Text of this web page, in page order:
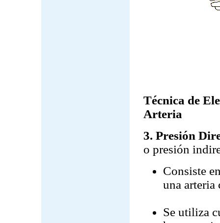
Técnica de
Arteria
3. Presión
o presión
Consiste
una arteria
Se utiliza